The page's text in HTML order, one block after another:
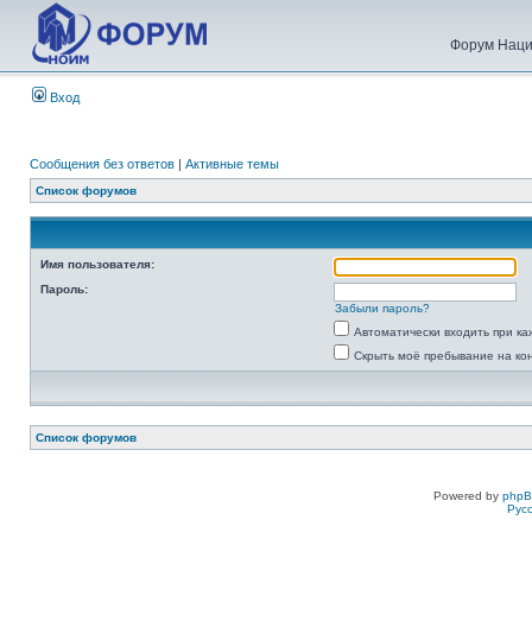
Форум
Вход
Сообщения без ответов | Активные темы
Список форумов
Имя пользователя:
Пароль:
Забыли пароль?
Автоматически входить при
Скрыть моё пребывание на
Список форумов
Powered by